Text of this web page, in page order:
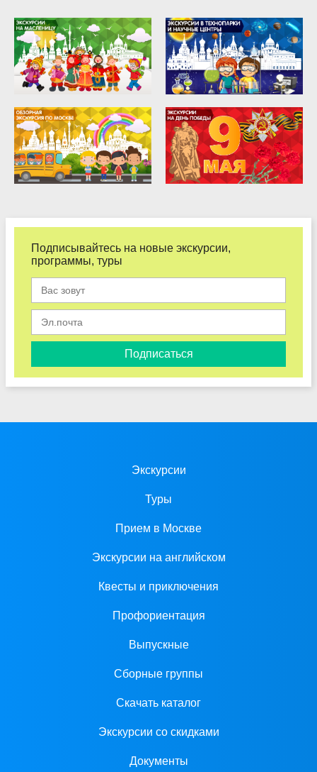
Подписывайтесь на новые экскурсии,
программы, туры
Подписаться
Экскурсии
Туры
Прием в Москве
Экскурсии на английском
Квесты и приключения
Профориентация
Выпускные
Сборные группы
Скачать каталог
Экскурсии со скидками
Документы